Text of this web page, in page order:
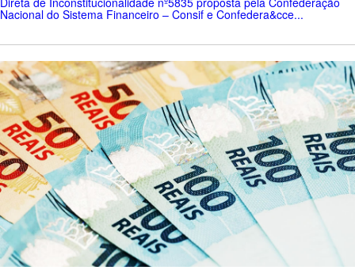
Nacional do Sistema Financeiro – Consif e Confedera&cce...